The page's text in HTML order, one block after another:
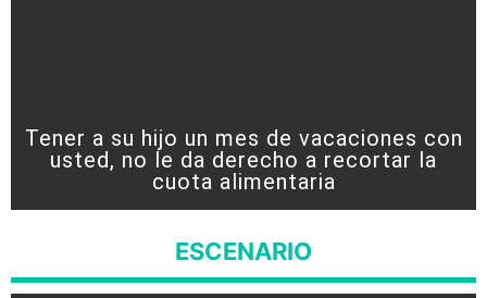
Tener a su hijo un mes de vacaciones con
usted, no le da derecho a recortar la
cuota alimentaria
ESCENARIO